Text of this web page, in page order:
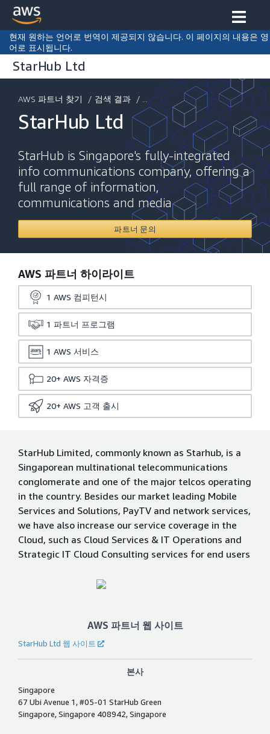
현재 원하는 언어로 번역이 제공되지 않습니다. 이 페이지의 내용은 영
어로 표시됩니다.
StarHub Ltd
AWS 파트너 찾기 / 검색 결과 / ...
StarHub Ltd
StarHub is Singapore's fully-integrated
info communications company, offering a
full range of information,
communications and media
파트너 문의
AWS 파트너 하이라이트
1 AWS 컴피턴시
1 파트너 프로그램
1 AWS 서비스
20+ AWS 자격증
20+ AWS 고객 출시
StarHub Limited, commonly known as Starhub, is a
Singaporean multinational telecommunications
conglomerate and one of the major telcos operating
in the country. Besides our market leading Mobile
Services and Solutions, PayTV and network services,
we have also increase our service coverage in the
Cloud, such as Cloud Services & IT Operations and
Strategic IT Cloud Consulting services for end users
AWS 파트너 웹 사이트
StarHub Ltd 웹 사이트
본사
Singapore
67 Ubi Avenue 1, #05-01 StarHub Green
Singapore, Singapore 408942, Singapore